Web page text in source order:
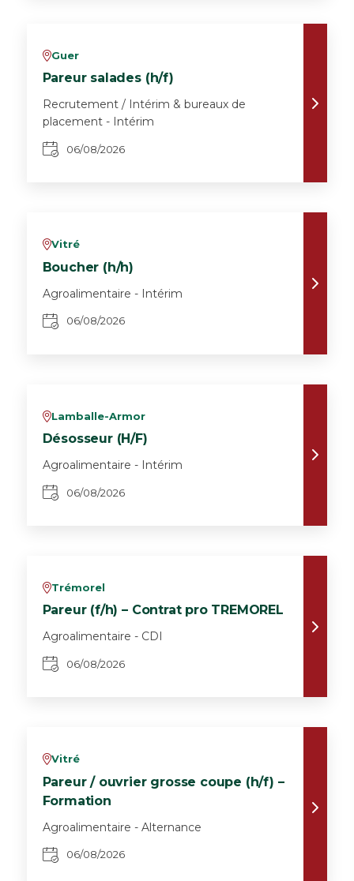
vGuer
Pareur salades (h/f)
Recrutement / Intérim & bureaux de
placement - Intérim
06/08/2026
vVitré
Boucher (h/h)
Agroalimentaire - Intérim
06/08/2026
vLamballe-Armor
Désosseur (H/F)
Agroalimentaire - Intérim
06/08/2026
vTrémorel
Pareur (f/h) – Contrat pro TREMOREL
Agroalimentaire - CDI
06/08/2026
vVitré
Pareur / ouvrier grosse coupe (h/f) –
Formation
Agroalimentaire - Alternance
06/08/2026